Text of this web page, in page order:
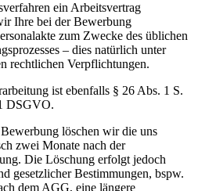
ein Arbeitsvertrag
Ihre bei der Bewerbung
zum Zwecke des üblichen
– dies natürlich unter
rechtlichen Verpflichtungen.
ist ebenfalls § 26 Abs. 1 S.
DSGVO.
löschen wir die uns
zwei Monate nach der
Die Löschung erfolgt jedoch
gesetzlicher Bestimmungen, bspw.
dem AGG, eine längere